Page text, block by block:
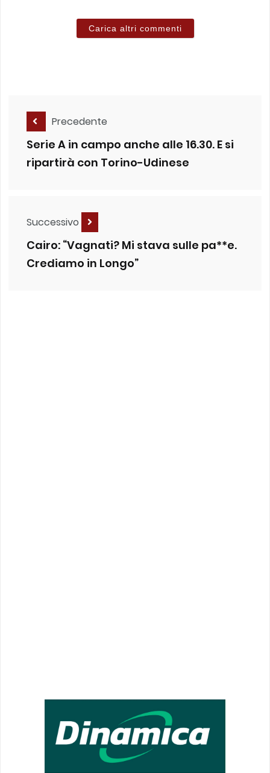
Carica altri commenti
Precedente
Serie A in campo anche alle 16.30. E si
ripartirà con Torino-Udinese
Successivo
Cairo: “Vagnati? Mi stava sulle pa**e.
Crediamo in Longo”